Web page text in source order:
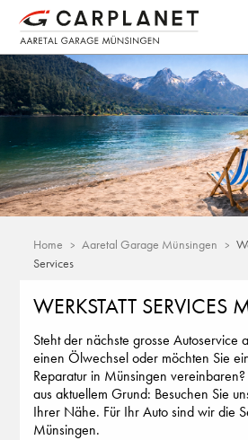
Home Aaretal Garage Münsingen
Services
WERKSTATT
Steht der nächste grosse Autoservice
einen Ölwechsel oder möchten Sie
Reparatur in Münsingen
aus aktuellem Grund: Besuchen Sie
Ihrer Nähe. Für Ihr Auto sind wir die
Münsingen.